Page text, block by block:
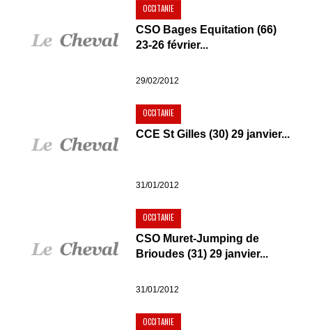
OCCITANIE
CSO Bages Equitation (66)
23-26 février...
29/02/2012
OCCITANIE
CCE St Gilles (30) 29 janvier...
31/01/2012
OCCITANIE
CSO Muret-Jumping de
Brioudes (31) 29 janvier...
31/01/2012
OCCITANIE